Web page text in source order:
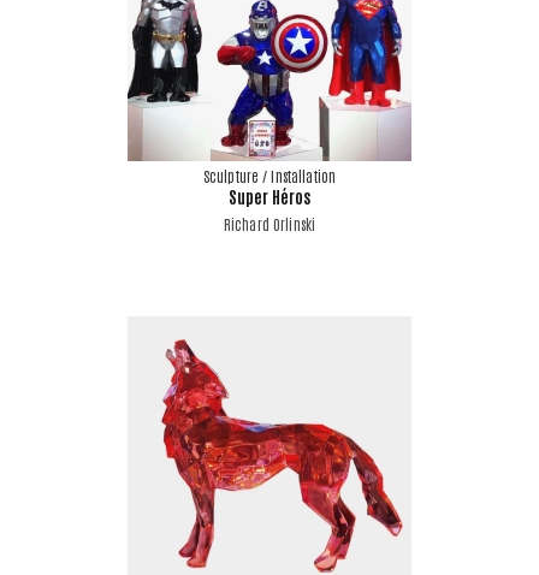
Sculpture / Installation
Super Héros
Richard Orlinski